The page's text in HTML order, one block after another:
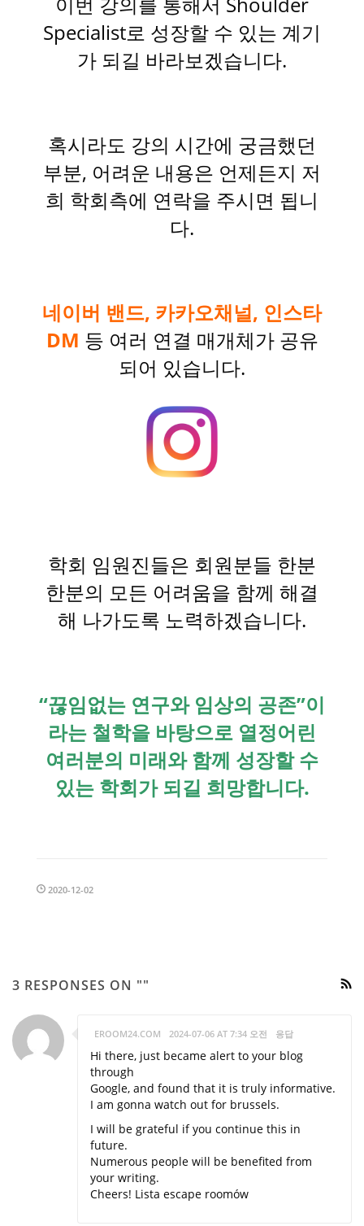
Specialist로 성장할 수 있는 계기
가 되길 바라보겠습니다.
혹시라도 강의 시간에 궁금했던
부분, 어려운 내용은 언제든지 저
희 학회측에 연락을 주시면 됩니
다.
네이버 밴드, 카카오채널, 인스타
DM 등 여러 연결 매개체가 공유
되어 있습니다.
학회 임원진들은 회원분들 한분
한분의 모든 어려움을 함께 해결
해 나가도록 노력하겠습니다.
“끊임없는 연구와 임상의 공존”이
라는 철학을 바탕으로 열정어린
여러분의 미래와 함께 성장할 수
있는 학회가 되길 희망합니다.
2020-12-02
3 RESPONSES ON ""
EROOM24.COM 2024-07-06 AT 7:34 오전 응답
Hi there, just became alert to your blog
through
Google, and found that it is truly informative.
I am gonna watch out for brussels.
I will be grateful if you continue this in
future.
Numerous people will be benefited from
your writing.
Cheers! Lista escape roomów